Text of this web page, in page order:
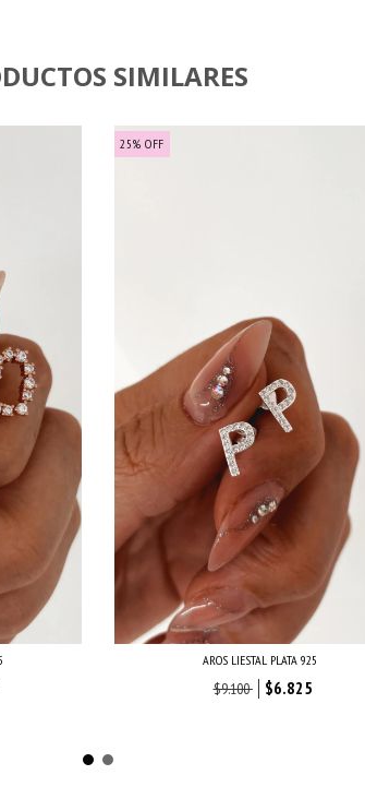
SIMILARES
25% OFF
AROS LIESTAL PLATA 925
$9.100 $6.825